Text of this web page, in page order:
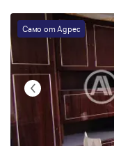
Само от Адрес